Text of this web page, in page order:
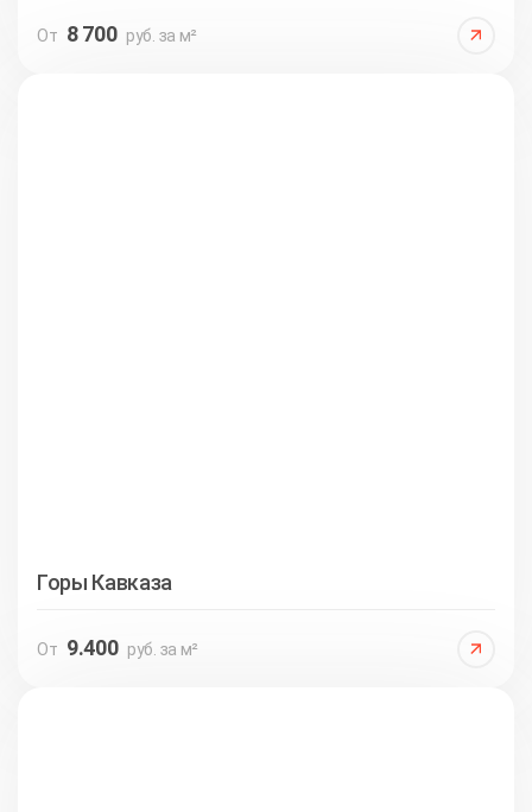
От 8 700 руб. за м²
Горы Кавказа
От 9.400 руб. за м²